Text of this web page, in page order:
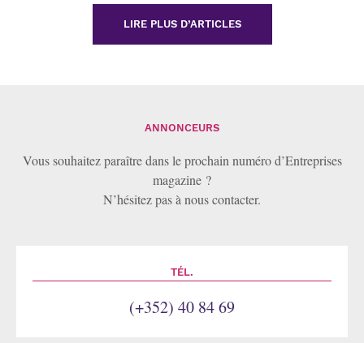
LIRE PLUS D’ARTICLES
ANNONCEURS
Vous souhaitez paraître dans le prochain numéro d’Entreprises
magazine ?
N’hésitez pas à nous contacter.
TÉL.
(+352) 40 84 69